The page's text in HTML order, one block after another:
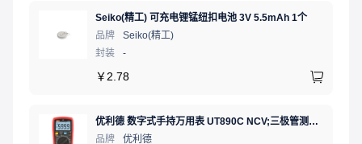
Seiko(精工) 可充电锂锰纽扣电池 3V 5.5mAh 1个
品牌
Seiko(精工)
封装
-
￥ 2.78
优利德 数字式手持万用表 UT890C NCV;三极管测试;二极管测试;火线辨别;真有效值;通断测试
品牌
优利德